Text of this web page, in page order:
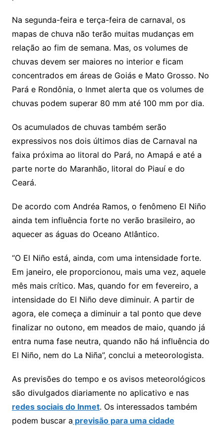
Na segunda-feira e terça-feira de carnaval, os
mapas de chuva não terão muitas mudanças em
relação ao fim de semana. Mas, os volumes de
chuvas devem ser maiores no interior e ficam
concentrados em áreas de Goiás e Mato Grosso. No
Pará e Rondônia, o Inmet alerta que os volumes de
chuvas podem superar 80 mm até 100 mm por dia.
Os acumulados de chuvas também serão
expressivos nos dois últimos dias de Carnaval na
faixa próxima ao litoral do Pará, no Amapá e até a
parte norte do Maranhão, litoral do Piauí e do
Ceará.
De acordo com Andréa Ramos, o fenômeno El Niño
ainda tem influência forte no verão brasileiro, ao
aquecer as águas do Oceano Atlântico.
“O El Niño está, ainda, com uma intensidade forte.
Em janeiro, ele proporcionou, mais uma vez, aquele
mês mais crítico. Mas, quando for em fevereiro, a
intensidade do El Niño deve diminuir. A partir de
agora, ele começa a diminuir a tal ponto que deve
finalizar no outono, em meados de maio, quando já
entra numa fase neutra, quando não há influência do
El Niño, nem do La Niña”, conclui a meteorologista.
As previsões do tempo e os avisos meteorológicos
são divulgados diariamente no aplicativo e nas
redes sociais do Inmet. Os interessados também
podem buscar a previsão para uma cidade